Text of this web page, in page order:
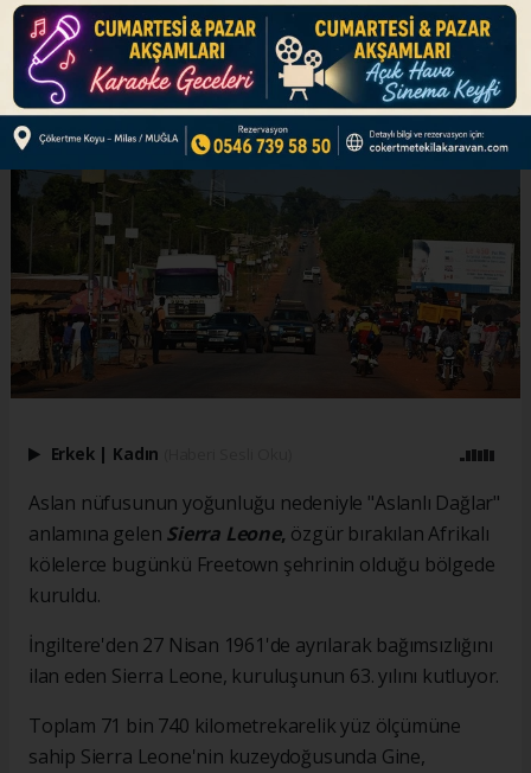
ABONE OL
Erkek | Kadın
Aslan nüfusunun yoğunluğu nedeniyle "Aslanlı Dağlar"
anlamına gelen Sierra Leone, özgür bırakılan Afrikalı
kölelerce bugünkü Freetown şehrinin olduğu bölgede
kuruldu.
İngiltere'den 27 Nisan 1961'de ayrılarak bağımsızlığını
ilan eden Sierra Leone, kuruluşunun 63. yılını kutluyor.
Toplam 71 bin 740 kilometrekarelik yüz ölçümüne
sahip Sierra Leone'nin kuzeydoğusunda Gine,